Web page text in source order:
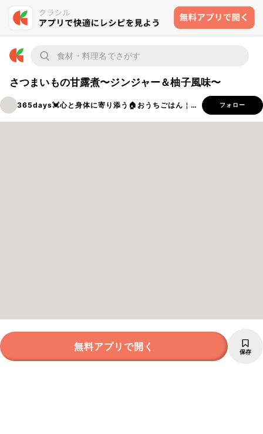
さつまいもの甘露煮〜ジンジャー＆柚子風味〜
365days💓‪心と身体に寄り添う🏠おうちごはん￤穂ノcafe フォロー
無料アプリで開く 保存